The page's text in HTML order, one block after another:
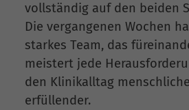
vollständig auf den beiden
Die vergangenen Wochen
starkes Team, das
meistert jede
den Klinikalltag
erfüllender.